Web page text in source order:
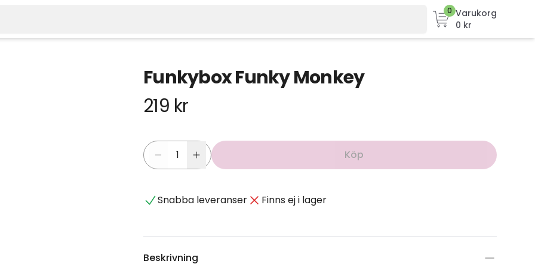
0 Varukorg
0 kr
Funkybox Funky Monkey
219 kr
Köp
Snabba leveranser Finns ej i lager
Beskrivning